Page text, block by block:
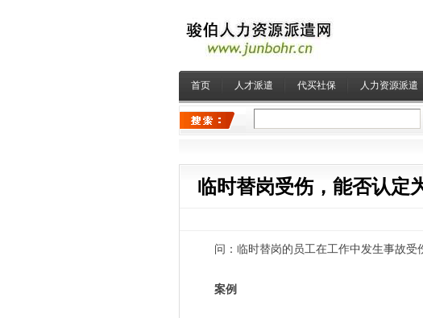
首页 人才派遣 代买社保 人力资源派遣
临时替岗受伤，能否认定
问：临时替岗的员工在工作中发生事故受
案例